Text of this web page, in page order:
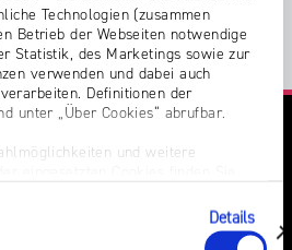
Technologien (zusammen
Betrieb der Webseiten notwendige
Statistik, des Marketings sowie zur
verwenden und dabei auch
Definitionen der
unter „Über Cookies“ abrufbar.
und weitere
Datenschutzerklärung aufgerufen
Ihre Einwilligung jederzeit mit
Details
zeigen
Mail